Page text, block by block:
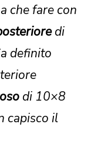
che fare con
di
definito
di 10×8
capisco il